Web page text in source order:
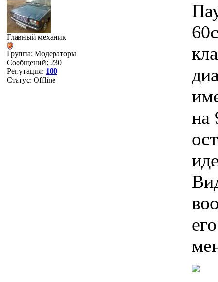
Главный механик
Группа: Модераторы
Сообщений: 230
Репутация: 100
Статус: Offline
на